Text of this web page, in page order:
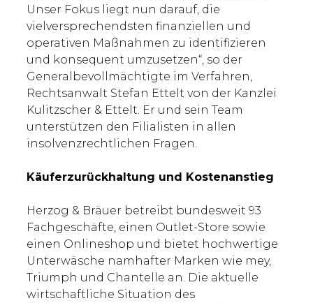
Unser Fokus liegt nun darauf, die
vielversprechendsten finanziellen und
operativen Maßnahmen zu identifizieren
und konsequent umzusetzen“, so der
Generalbevollmächtigte im Verfahren,
Rechtsanwalt Stefan Ettelt von der Kanzlei
Kulitzscher & Ettelt. Er und sein Team
unterstützen den Filialisten in allen
insolvenzrechtlichen Fragen.
Käuferzurückhaltung und Kostenanstieg
Herzog & Bräuer betreibt bundesweit 93
Fachgeschäfte, einen Outlet-Store sowie
einen Onlineshop und bietet hochwertige
Unterwäsche namhafter Marken wie mey,
Triumph und Chantelle an. Die aktuelle
wirtschaftliche Situation des